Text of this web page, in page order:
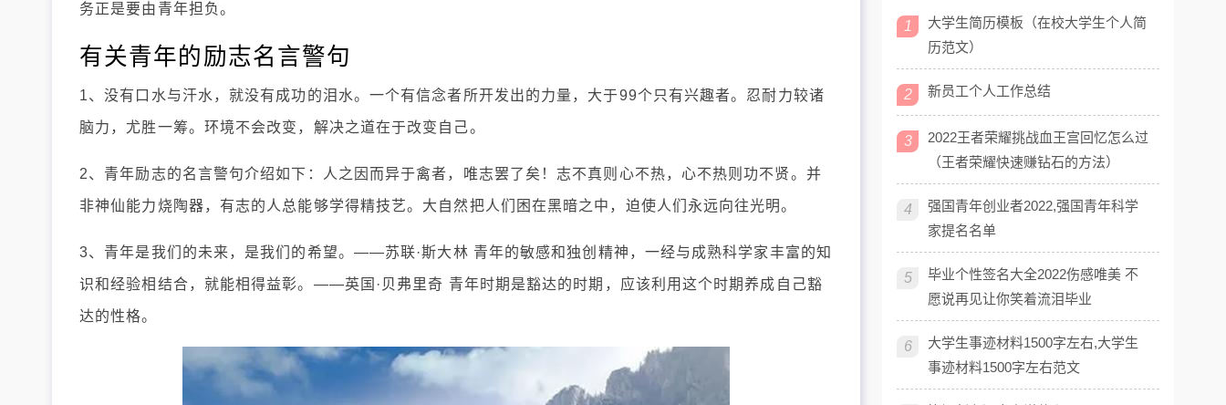
务正是要由青年担负。
有关青年的励志名言警句
1、没有口水与汗水，就没有成功的泪水。一个有信念者所开发出的力量，大于99个只有兴趣者。忍耐力较诸
脑力，尤胜一筹。环境不会改变，解决之道在于改变自己。
2、青年励志的名言警句介绍如下：人之因而异于禽者，唯志罢了矣！志不真则心不热，心不热则功不贤。并
非神仙能力烧陶器，有志的人总能够学得精技艺。大自然把人们困在黑暗之中，迫使人们永远向往光明。
3、青年是我们的未来，是我们的希望。——苏联·斯大林 青年的敏感和独创精神，一经与成熟科学家丰富的知
识和经验相结合，就能相得益彰。——英国·贝弗里奇 青年时期是豁达的时期，应该利用这个时期养成自己豁
达的性格。
1
大学生简历模板（在校大学生个人简
历范文）
2 新员工个人工作总结
3
2022王者荣耀挑战血王宫回忆怎么过
（王者荣耀快速赚钻石的方法）
4
强国青年创业者2022,强国青年科学
家提名名单
5
毕业个性签名大全2022伤感唯美 不
愿说再见让你笑着流泪毕业
6
大学生事迹材料1500字左右,大学生
事迹材料1500字左右范文